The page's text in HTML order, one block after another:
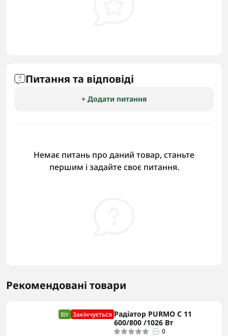
Питання та відповіді
+ Додати питання
Немає питань про даний товар, станьте
першим і задайте своє питання.
Рекомендовані товари
Хіт Закінчується Радіатор PURMO C 11
600/800 /1026 Вт
0